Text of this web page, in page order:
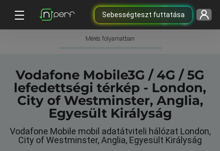
Sebességteszt futtatása
Mérés folyamatban
Vodafone Mobile3G / 4G / 5G
lefedettségi térkép - London,
City of Westminster, Anglia,
Egyesült Királyság
Vodafone Mobile mobil adatátviteli hálózat London,
City of Westminster, Anglia, Egyesült Királyság